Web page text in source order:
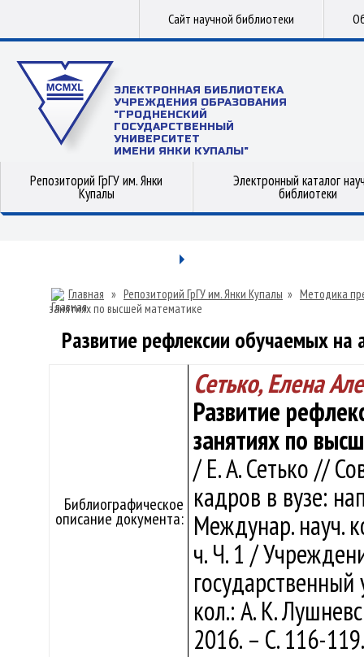
Сайт научной библиотеки
ЭЛЕКТРОННАЯ БИБЛИОТЕКА
УЧРЕЖДЕНИЯ ОБРАЗОВАНИЯ
"ГРОДНЕНСКИЙ
ГОСУДАРСТВЕННЫЙ
УНИВЕРСИТЕТ
ИМЕНИ ЯНКИ КУПАЛЫ"
Репозиторий ГрГУ им. Янки
Купалы
Электронный каталог
библиотеки
Главная » Репозиторий ГрГУ им. Янки Купалы » Методика
занятиях по высшей математике
Развитие рефлексии обучаемых
Библиографическое
описание документа:
Сетько, Елена
Развитие
занятиях по
/ Е. А. Сетько //
кадров в вузе:
Междунар. науч.
ч. Ч. 1 /
кол.: А. К.
2016. – С. 116-